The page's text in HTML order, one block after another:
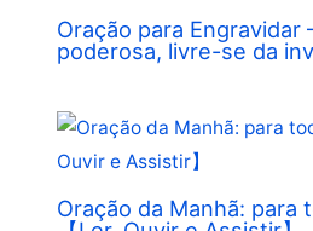
Oração para Engravidar
poderosa, livre-se da
Oração da Manhã: para